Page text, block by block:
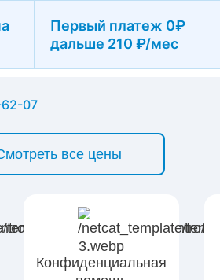
Первый платеж 0₽
дальше 210 ₽/мес
07
все цены
Конфиденциальная